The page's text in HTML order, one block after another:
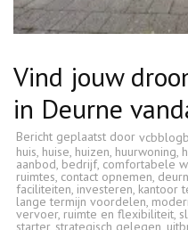
Vind jouw
in Deurne
Bericht geplaatst door
huis, huise, huizen, huurwoning,
aanbod, bedrijf, comfortabele
ruimtes, contact opnemen,
faciliteiten, investeren, kantoor
lange termijn voordelen,
vervoer, ruimte en flexibiliteit,
starter, strategisch gelegen,